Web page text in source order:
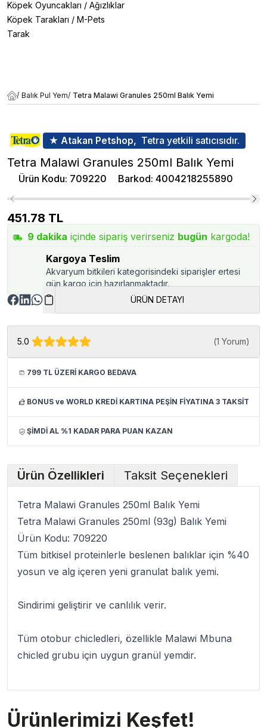
Köpek Oyuncakları / Ağızlıklar
Köpek Tarakları / M-Pets
Tarak
/ Balık Pul Yem/ Tetra Malawi Granules 250ml Balık Yemi
★ Atakan Petshop, Tetra yetkili satıcısıdır.
Tetra Malawi Granules 250ml Balık Yemi
Ürün Kodu: 709220 Barkod: 4004218255890
451.78 TL
9 dakika içinde sipariş verirseniz bugün kargoda!
Kargoya Teslim
Akvaryum bitkileri kategorisindeki siparişler ertesi
gün kargo için hazırlanmaktadır.
ÜRÜN DETAYI
5.0 (1 Yorum)
799 TL ÜZERİ KARGO BEDAVA
BONUS ve WORLD KREDİ KARTINA PEŞİN FİYATINA 3 TAKSİT
ŞİMDİ AL %1 KADAR PARA PUAN KAZAN
Ürün Özellikleri Taksit Seçenekleri
Tetra Malawi Granules 250ml Balık Yemi
Tetra Malawi Granules 250ml (93g) Balık Yemi
Ürün Kodu: 709220
Tüm bitkisel proteinlerle beslenen balıklar için %40
yosun ve alg içeren yeni granulat balık yemi.
Sindirimi geliştirir ve canlılık verir.
Tüm otobur chicledleri, özellikle Malawi Mbuna
chicled grubu için uygun granül yemdir.
Ürünlerimizi Keşfet!